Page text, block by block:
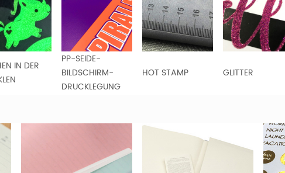
IN DER
PP-SEIDE-
BILDSCHIRM-
DRUCKLEGUNG
HOT STAMP GLITTER